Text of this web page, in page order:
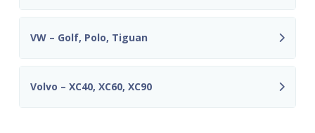
VW – Golf, Polo, Tiguan
Volvo – XC40, XC60, XC90